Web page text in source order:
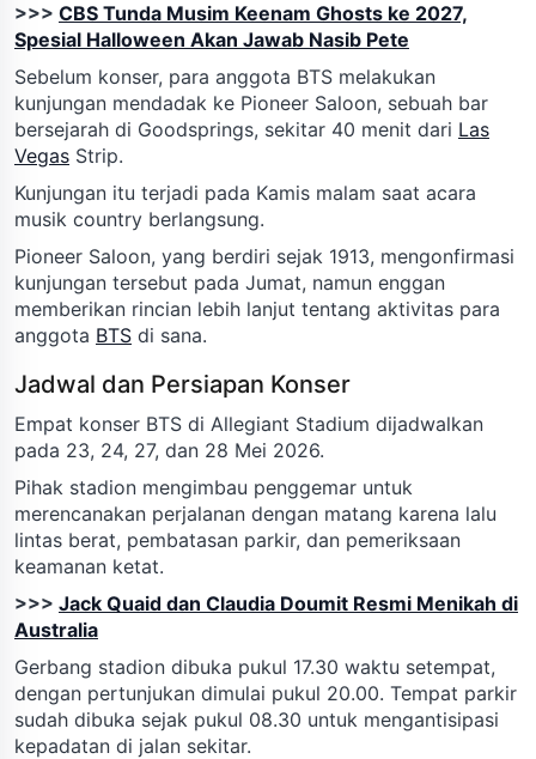
>>> CBS Tunda Musim Keenam Ghosts ke 2027,
Spesial Halloween Akan Jawab Nasib Pete
Sebelum konser, para anggota BTS melakukan
kunjungan mendadak ke Pioneer Saloon, sebuah bar
bersejarah di Goodsprings, sekitar 40 menit dari Las
Vegas Strip.
Kunjungan itu terjadi pada Kamis malam saat acara
musik country berlangsung.
Pioneer Saloon, yang berdiri sejak 1913, mengonfirmasi
kunjungan tersebut pada Jumat, namun enggan
memberikan rincian lebih lanjut tentang aktivitas para
anggota BTS di sana.
Jadwal dan Persiapan Konser
Empat konser BTS di Allegiant Stadium dijadwalkan
pada 23, 24, 27, dan 28 Mei 2026.
Pihak stadion mengimbau penggemar untuk
merencanakan perjalanan dengan matang karena lalu
lintas berat, pembatasan parkir, dan pemeriksaan
keamanan ketat.
>>> Jack Quaid dan Claudia Doumit Resmi Menikah di
Australia
Gerbang stadion dibuka pukul 17.30 waktu setempat,
dengan pertunjukan dimulai pukul 20.00. Tempat parkir
sudah dibuka sejak pukul 08.30 untuk mengantisipasi
kepadatan di jalan sekitar.